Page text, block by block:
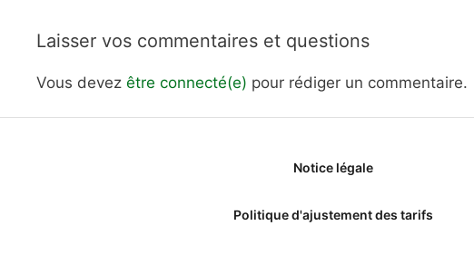
Laisser vos commentaires et questions
Vous devez être connecté(e) pour rédiger un commentaire.
Notice légale
Politique d'ajustement des tarifs